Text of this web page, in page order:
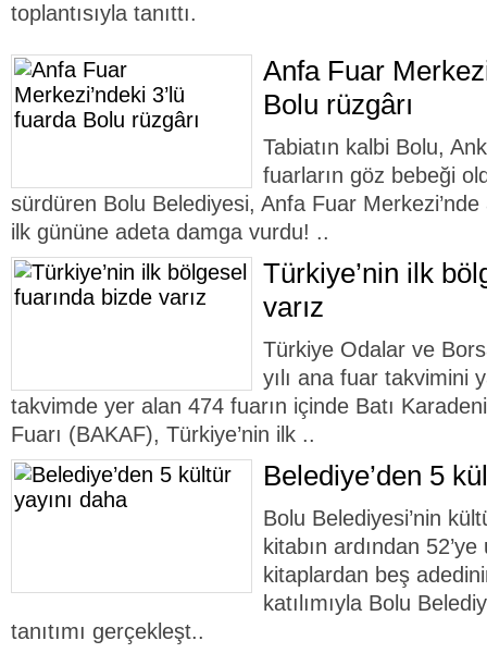
toplantısıyla tanıttı.
Anfa Fuar
Bolu rüzgârı
Tabiatın kalbi Bolu,
fuarların göz bebeği
sürdüren Bolu Belediyesi, Anfa Fuar Merkezi’nde
ilk gününe adeta damga vurdu! ..
Türkiye’nin ilk
varız
Türkiye Odalar ve
yılı ana fuar takvimini
takvimde yer alan 474 fuarın içinde Batı
Fuarı (BAKAF), Türkiye’nin ilk ..
Belediye’den 5
Bolu Belediyesi’nin
kitabın ardından
kitaplardan beş
katılımıyla Bolu
tanıtımı gerçekleşt..